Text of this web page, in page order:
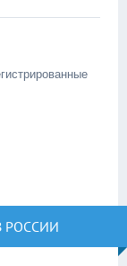
РОССИИ